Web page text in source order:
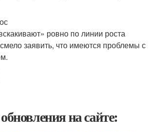
ровно по линии роста
заявить, что имеются проблемы с
на сайте: